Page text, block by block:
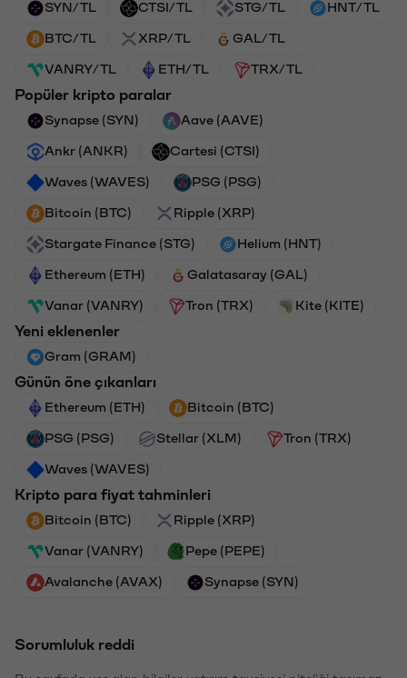
SYN/TL CTSI/TL STG/TL HNT/TL
BTC/TL XRP/TL GAL/TL
VANRY/TL ETH/TL TRX/TL
Popüler kripto paralar
Synapse (SYN) Aave (AAVE)
Ankr (ANKR) Cartesi (CTSI)
Waves (WAVES) PSG (PSG)
Bitcoin (BTC) Ripple (XRP)
Stargate Finance (STG) Helium (HNT)
Ethereum (ETH) Galatasaray (GAL)
Vanar (VANRY) Tron (TRX) Kite (KITE)
Yeni eklenenler
Gram (GRAM)
Günün öne çıkanları
Ethereum (ETH) Bitcoin (BTC)
PSG (PSG) Stellar (XLM) Tron (TRX)
Waves (WAVES)
Kripto para fiyat tahminleri
Bitcoin (BTC) Ripple (XRP)
Vanar (VANRY) Pepe (PEPE)
Avalanche (AVAX) Synapse (SYN)
Sorumluluk reddi